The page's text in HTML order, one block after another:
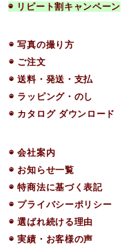
◉ リピート割キャンペーン
◉ 写真の撮り方
◉ ご注文
◉ 送料・発送・支払
◉ ラッピング・のし
◉ カタログ ダウンロード
◉ 会社案内
◉ お知らせ一覧
◉ 特商法に基づく表記
◉ プライバシーポリシー
◉ 選ばれ続ける理由
◉ 実績・お客様の声